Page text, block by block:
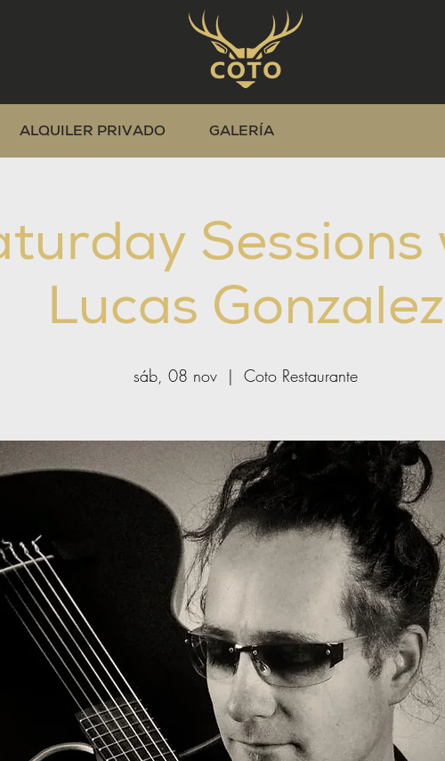
ALQUILER PRIVADO GALERÍA
Sessions
Lucas Gonzalez
sáb, 08 nov
  |
Coto Restaurante